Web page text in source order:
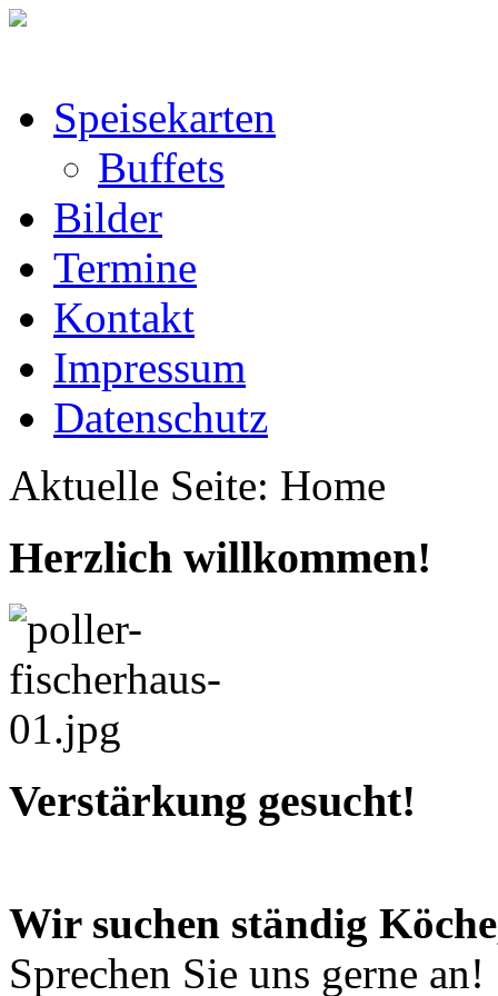
Speisekarten
Buffets
Bilder
Termine
Kontakt
Impressum
Datenschutz
Aktuelle Seite: Home
Herzlich willkommen!
Verstärkung gesucht!
Wir suchen ständig
Sprechen Sie uns gerne an!